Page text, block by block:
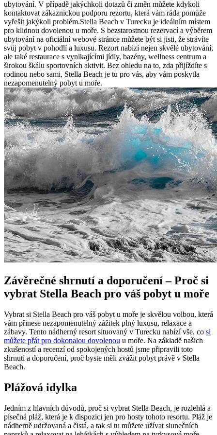
ubytování. V případě jakýchkoli dotazů či změn můžete kdykoli
kontaktovat zákaznickou podporu rezortu, která vám ráda pomůže
vyřešit jakýkoli problém.Stella Beach v Turecku je ideálním místem
pro klidnou dovolenou u moře. S bezstarostnou rezervací a výběrem
ubytování na oficiální webové stránce můžete být si jisti, že strávíte
svůj pobyt v pohodlí a luxusu. Rezort nabízí nejen skvělé ubytování,
ale také restaurace s vynikajícími jídly, bazény, wellness centrum a
širokou škálu sportovních aktivit. Bez ohledu na to, zda přijíždíte s
rodinou nebo sami, Stella Beach je tu pro vás, aby vám poskytla
nezapomenutelný pobyt u moře.
Závěrečné shrnutí a doporučení – Proč si
vybrat Stella Beach pro váš pobyt u moře
Vybrat si Stella Beach pro váš pobyt u moře je skvělou volbou, která
vám přinese nezapomenutelný zážitek plný luxusu, relaxace a
zábavy. Tento nádherný resort situovaný v Turecku nabízí vše, co si
můžete přát pro dokonalou dovolenou u moře. Na základě našich
zkušeností a recenzí od spokojených hostů jsme připravili toto
shrnutí a doporučení, proč byste měli zvážit pobyt právě v Stella
Beach.
Plážová idylka
Jedním z hlavních důvodů, proč si vybrat Stella Beach, je rozlehlá a
písečná pláž, která je k dispozici jen pro hosty tohoto resortu. Pláž je
nádherně udržovaná a čistá, a tak si tu můžete užívat slunečních